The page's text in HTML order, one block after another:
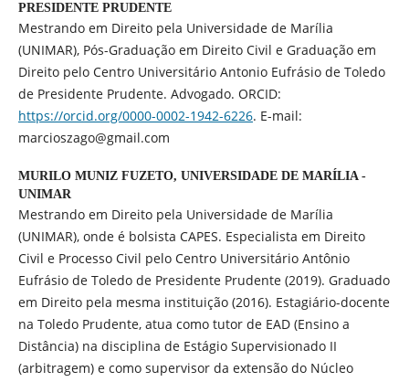
PRESIDENTE PRUDENTE
Mestrando em Direito pela Universidade de Marília
(UNIMAR), Pós-Graduação em Direito Civil e Graduação em
Direito pelo Centro Universitário Antonio Eufrásio de Toledo
de Presidente Prudente. Advogado. ORCID:
https://orcid.org/0000-0002-1942-6226. E-mail:
marcioszago@gmail.com
MURILO MUNIZ FUZETO, UNIVERSIDADE DE MARÍLIA -
UNIMAR
Mestrando em Direito pela Universidade de Marília
(UNIMAR), onde é bolsista CAPES. Especialista em Direito
Civil e Processo Civil pelo Centro Universitário Antônio
Eufrásio de Toledo de Presidente Prudente (2019). Graduado
em Direito pela mesma instituição (2016). Estagiário-docente
na Toledo Prudente, atua como tutor de EAD (Ensino a
Distância) na disciplina de Estágio Supervisionado II
(arbitragem) e como supervisor da extensão do Núcleo